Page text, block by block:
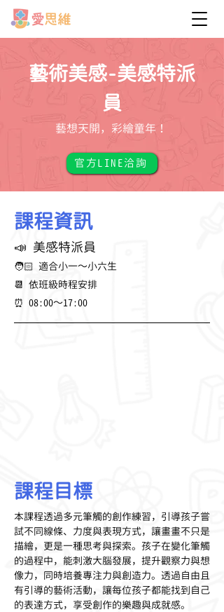
藝術美感-美感特派
員
藝想天開，彩繪童年！
官方LINE洽詢
課程資訊
📣 美感特派員
🧑🏻 適合小一～小六生
📆 依班級時程安排
⏰ 08:00～17:00
課程目標
本課程透過多元筆觸的創作練習，引導孩子嘗
試不同線條、力度與表現方式，讓畫畫不只是
描繪，更是一種思考與探索。孩子在變化筆觸
的過程中，能刺激大腦發展，提升觀察力與想
像力，同時培養專注力與創造力。透過自由且
有引導的藝術活動，讓每位孩子都能找到自己
的表達方式，享受創作的樂趣與成就感。